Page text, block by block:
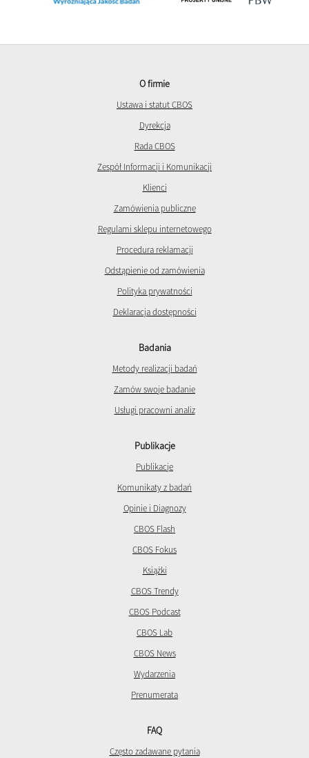
O firmie
Ustawa i statut CBOS
Dyrekcja
Rada CBOS
Zespół Informacji i Komunikacji
Klienci
Zamówienia publiczne
Regulami sklepu internetowego
Procedura reklamacji
Odstąpienie od zamówienia
Polityka prywatności
Deklaracja dostępności
Badania
Metody realizacji badań
Zamów swoje badanie
Usługi pracowni analiz
Publikacje
Publikacje
Komunikaty z badań
Opinie i Diagnozy
CBOS Flash
CBOS Fokus
Książki
CBOS Trendy
CBOS Podcast
CBOS Lab
CBOS News
Wydarzenia
Prenumerata
FAQ
Często zadawane pytania